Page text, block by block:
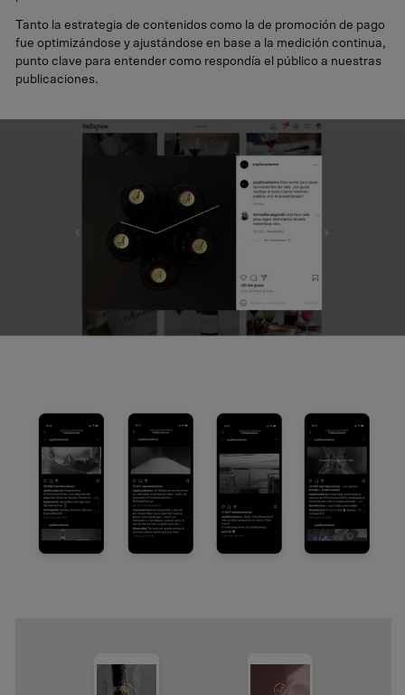
Tanto la estrategia de contenidos como la de promoción de pago
fue optimizándose y ajustándose en base a la medición continua,
punto clave para entender como respondía el público a nuestras
publicaciones.